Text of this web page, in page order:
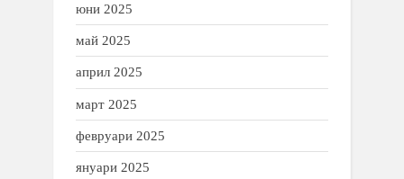
юни 2025
май 2025
април 2025
март 2025
февруари 2025
януари 2025